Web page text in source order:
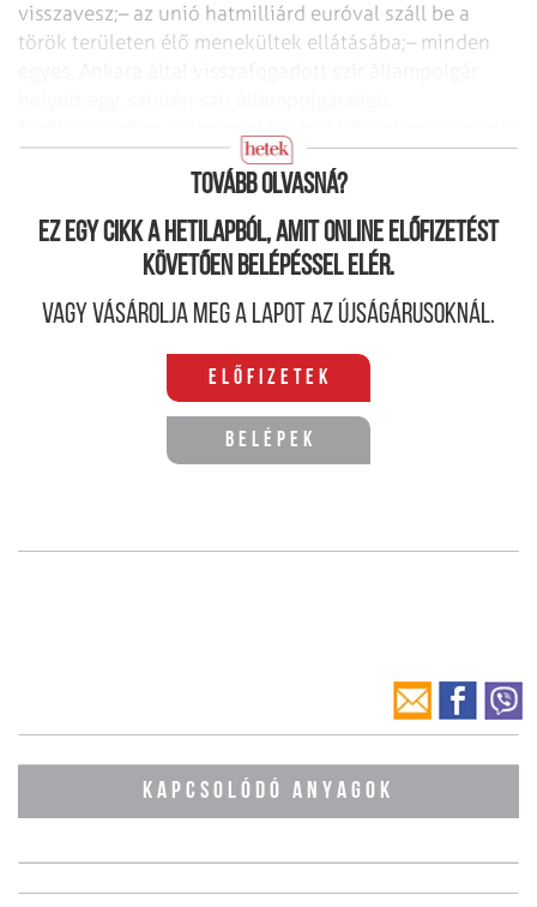
visszavesz;– az unió hatmilliárd euróval száll be a
török területen élő menekültek ellátásába;– minden
Tovább olvasná?
Ez egy cikk a hetilapból, amit online előfizetést
követően belépéssel elér.
Vagy vásárolja meg a lapot az újságárusoknál.
Előfizetek
Belépek
KAPCSOLÓDÓ ANYAGOK